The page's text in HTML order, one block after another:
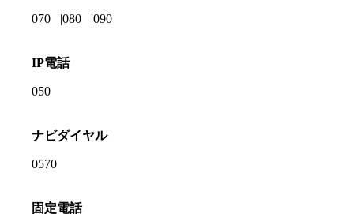
070 080 090
IP電話
050
ナビダイヤル
0570
固定電話